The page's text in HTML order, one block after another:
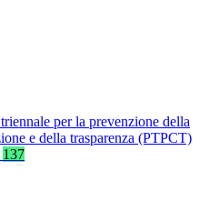
per la prevenzione della
e della trasparenza (PTPCT)
137